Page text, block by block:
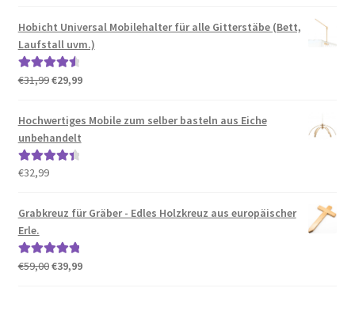
war:
€41,99
€40,78.
Hobicht Universal Mobilehalter für alle Gitterstäbe (Bett,
Laufstall uvm.)
Bewertet
€31,99Ursprünglicher
war:
€31,99
€29,99Aktueller
ist:
Hochwertiges Mobile zum selber basteln aus Eiche
unbehandelt
Bewertet
€32,99
Grabkreuz für Gräber - Edles Holzkreuz aus europäischer
Erle.
Bewertet mit
€59,00Ursprünglicher
€39,99Aktueller